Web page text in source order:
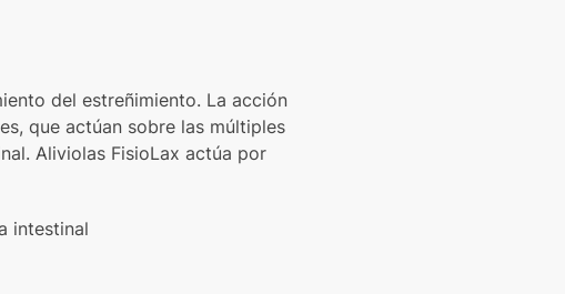
del estreñimiento. La acción
que actúan sobre las múltiples
Aliviolas FisioLax actúa por
intestinal